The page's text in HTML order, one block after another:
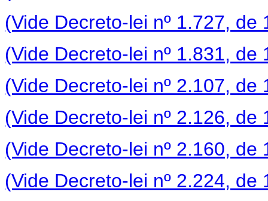
(Vide Decreto-lei nº 1.727, de
(Vide Decreto-lei nº 1.831, de
(Vide Decreto-lei nº 2.107, de
(Vide Decreto-lei nº 2.126, de
(Vide Decreto-lei nº 2.160, de
(Vide Decreto-lei nº 2.224, de